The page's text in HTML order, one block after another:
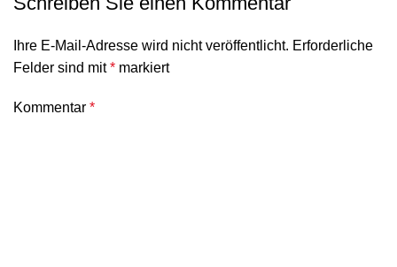
Ihre E-Mail-Adresse wird nicht veröffentlicht. Erforderliche
Felder sind mit* markiert
Kommentar *